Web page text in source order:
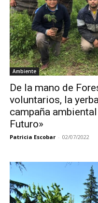
Ambiente
De la mano de
voluntarios, la
campaña
Futuro»
Patricia Escobar - 02/07/2022